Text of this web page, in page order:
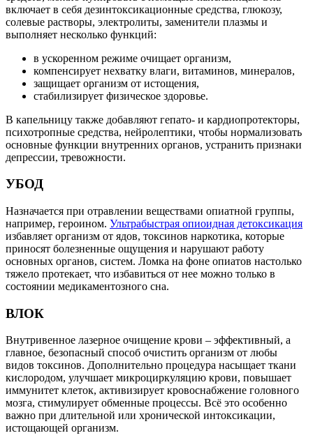
включает в себя дезинтоксикационные средства, глюкозу,
солевые растворы, электролиты, заменители плазмы и
выполняет несколько функций:
в ускоренном режиме очищает организм,
компенсирует нехватку влаги, витаминов, минералов,
защищает организм от истощения,
стабилизирует физическое здоровье.
В капельницу также добавляют гепато- и кардиопротекторы,
психотропные средства, нейролептики, чтобы нормализовать
основные функции внутренних органов, устранить признаки
депрессии, тревожности.
УБОД
Назначается при отравлении веществами опиатной группы,
например, героином. Ультрабыстрая опиоидная детоксикация
избавляет организм от ядов, токсинов наркотика, которые
приносят болезненные ощущения и нарушают работу
основных органов, систем. Ломка на фоне опиатов настолько
тяжело протекает, что избавиться от нее можно только в
состоянии медикаментозного сна.
ВЛОК
Внутривенное лазерное очищение крови – эффективный, а
главное, безопасный способ очистить организм от любы
видов токсинов. Дополнительно процедура насыщает ткани
кислородом, улучшает микроциркуляцию крови, повышает
иммунитет клеток, активизирует кровоснабжение головного
мозга, стимулирует обменные процессы. Всё это особенно
важно при длительной или хронической интоксикации,
истощающей организм.